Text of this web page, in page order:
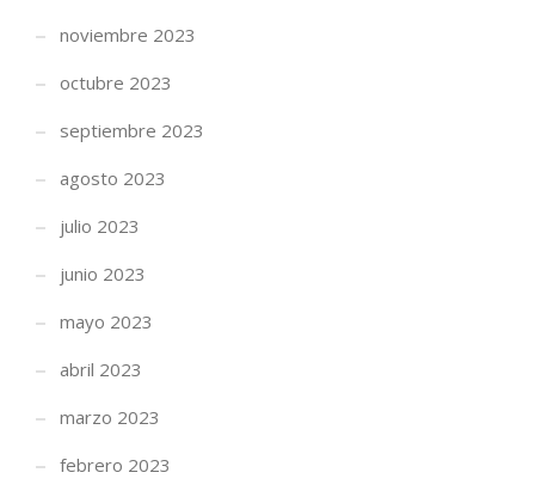
noviembre 2023
octubre 2023
septiembre 2023
agosto 2023
julio 2023
junio 2023
mayo 2023
abril 2023
marzo 2023
febrero 2023